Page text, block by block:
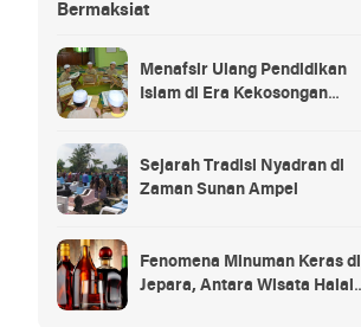
Bermaksiat
Menafsir Ulang Pendidikan
Islam di Era Kekosongan
Sejarah Tradisi Nyadran di
Zaman Sunan Ampel
Fenomena Minuman Keras di
Jepara, Antara Wisata Halal